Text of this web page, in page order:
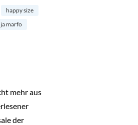
happy size
marfo
mehr aus
der